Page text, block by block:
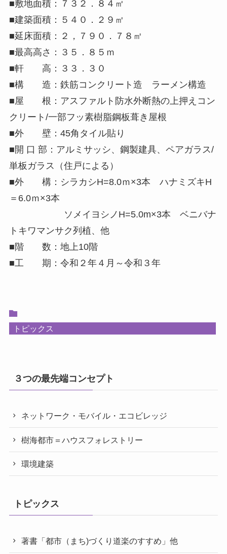
■敷地面積：７３２．８４㎡
■建築面積：５４０．２９㎡
■延床面積：２，７９０．７８㎡
■最高高さ：３５．８５ｍ
■軒 高：３３．３０
■構 造：鉄筋コンクリート造 ラーメン構造
■屋 根：アスファルト防水外断熱の上押えコン
クリート/一部フッ素樹脂鋼板葺き屋根
■外 壁：45角タイル貼り
■開 口 部：アルミサッシ、鋼製建具、ペアガラス/
単板ガラス（住戸による）
■外 構：シラカシH=8.0ｍ×3本 ハナミズキH
＝6.0ｍ×3本
ソメイヨシノH=5.0m×3本 ベニバナ
トキワマンサク列植、他
■階 数：地上10階
■工 期：令和２年４月～令和３年
トピックス
３つの最先端コンセプト
ネットワーク・モバイル・エコビレッジ
樹海都市＝ハウスフォレストリー
環境建築
トピックス
著書「都市（まち)づくり道楽のすすめ」他